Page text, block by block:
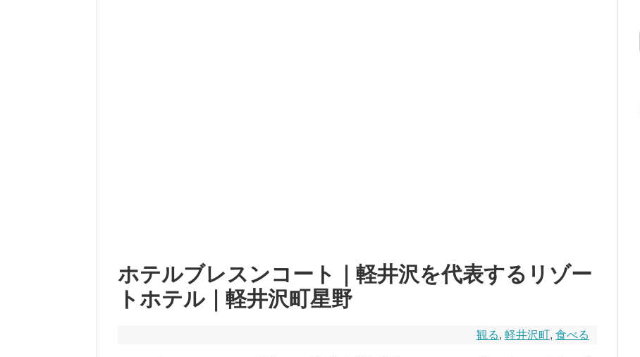
ホテルブレスンコート｜軽井沢を代表するリゾー
トホテル｜軽井沢町星野
観る, 軽井沢町, 食べる